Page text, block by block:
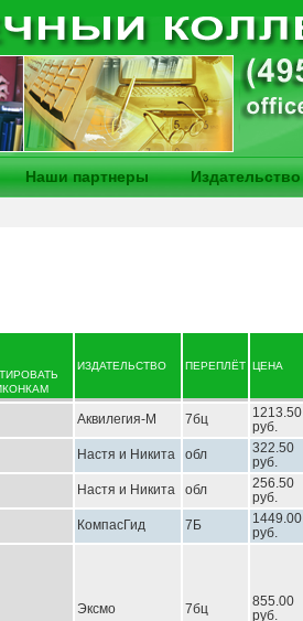
Наши партнеры Издательство
ИЗДАТЕЛЬСТВО
ПЕРЕПЛЁТ ЦЕНА
Аквилегия-М 7бц
1213.50
руб.
Настя и Никита обл
322.50
руб.
Настя и Никита обл
256.50
руб.
КомпасГид 7Б
1449.00
руб.
Эксмо 7бц
855.00
руб.